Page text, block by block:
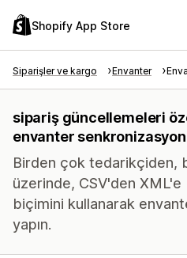
Shopify App Store
Siparişler ve kargo Envanter
sipariş güncellemeleri
envanter
Birden çok tedarikçiden,
üzerinde, CSV'den
biçimini kullanarak
yapın.